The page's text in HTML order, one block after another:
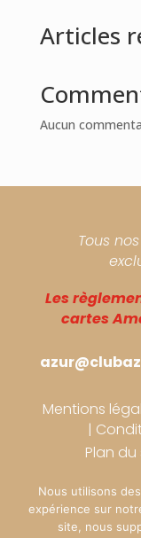
Articles
Aucun
Tous
Les
cartes
Mentions
|
Plan du
Copyright
Nous utilisons
expérience sur
site, nous